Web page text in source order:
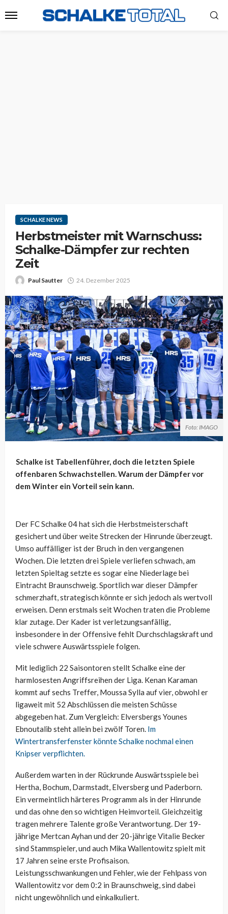
SCHALKE NEWS
Herbstmeister mit Warnschuss:
Schalke-Dämpfer zur rechten
Zeit
Paul Sautter 24. Dezember 2025
Foto: IMAGO
Schalke ist Tabellenführer, doch die letzten Spiele
offenbaren Schwachstellen. Warum der Dämpfer vor
dem Winter ein Vorteil sein kann.
Der FC Schalke 04 hat sich die Herbstmeisterschaft
gesichert und über weite Strecken der Hinrunde überzeugt.
Umso auffälliger ist der Bruch in den vergangenen
Wochen. Die letzten drei Spiele verliefen schwach, am
letzten Spieltag setzte es sogar eine Niederlage bei
Eintracht Braunschweig. Sportlich war dieser Dämpfer
schmerzhaft, strategisch könnte er sich jedoch als wertvoll
erweisen. Denn erstmals seit Wochen traten die Probleme
klar zutage. Der Kader ist verletzungsanfällig,
insbesondere in der Offensive fehlt Durchschlagskraft und
viele schwere Auswärtsspiele folgen.
Mit lediglich 22 Saisontoren stellt Schalke eine der
harmlosesten Angriffsreihen der Liga. Kenan Karaman
kommt auf sechs Treffer, Moussa Sylla auf vier, obwohl er
ligaweit mit 52 Abschlüssen die meisten Schüsse
abgegeben hat. Zum Vergleich: Elversbergs Younes
Ebnoutalib steht allein bei zwölf Toren. Im
Wintertransferfenster könnte Schalke nochmal einen
Knipser verpflichten.
Außerdem warten in der Rückrunde Auswärtsspiele bei
Hertha, Bochum, Darmstadt, Elversberg und Paderborn.
Ein vermeintlich härteres Programm als in der Hinrunde
und das ohne den so wichtigen Heimvorteil. Gleichzeitig
tragen mehrere Talente große Verantwortung. Der 19-
jährige Mertcan Ayhan und der 20-jährige Vitalie Becker
sind Stammspieler, und auch Mika Wallentowitz spielt mit
17 Jahren seine erste Profisaison.
Leistungsschwankungen und Fehler, wie der Fehlpass von
Wallentowitz vor dem 0:2 in Braunschweig, sind dabei
nicht ungewöhnlich und einkalkuliert.